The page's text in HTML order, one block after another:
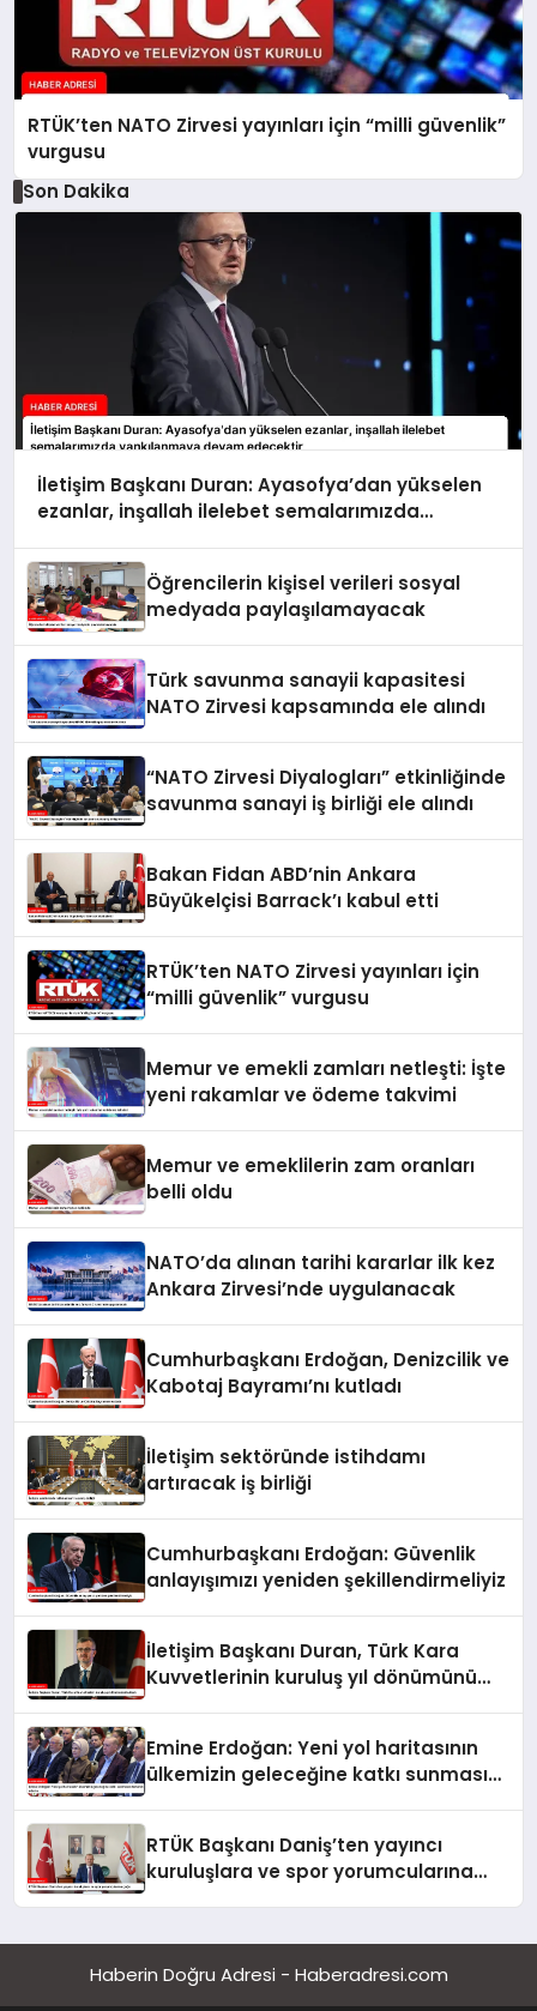
RTÜK’ten NATO Zirvesi yayınları için “milli güvenlik”
vurgusu
Son Dakika
İletişim Başkanı Duran: Ayasofya’dan yükselen
ezanlar, inşallah ilelebet semalarımızda
Öğrencilerin kişisel verileri sosyal
medyada paylaşılamayacak
Türk savunma sanayii kapasitesi
NATO Zirvesi kapsamında ele alındı
“NATO Zirvesi Diyalogları” etkinliğinde
savunma sanayi iş birliği ele alındı
Bakan Fidan ABD’nin Ankara
Büyükelçisi Barrack’ı kabul etti
RTÜK’ten NATO Zirvesi yayınları için
“milli güvenlik” vurgusu
Memur ve emekli zamları netleşti: İşte
yeni rakamlar ve ödeme takvimi
Memur ve emeklilerin zam oranları
belli oldu
NATO’da alınan tarihi kararlar ilk kez
Ankara Zirvesi’nde uygulanacak
Cumhurbaşkanı Erdoğan, Denizcilik ve
Kabotaj Bayramı’nı kutladı
İletişim sektöründe istihdamı
artıracak iş birliği
Cumhurbaşkanı Erdoğan: Güvenlik
anlayışımızı yeniden şekillendirmeliyiz
İletişim Başkanı Duran, Türk Kara
Kuvvetlerinin kuruluş yıl dönümünü
Emine Erdoğan: Yeni yol haritasının
ülkemizin geleceğine katkı sunmasını
RTÜK Başkanı Daniş’ten yayıncı
kuruluşlara ve spor yorumcularına
Haberin Doğru Adresi - Haberadresi.com